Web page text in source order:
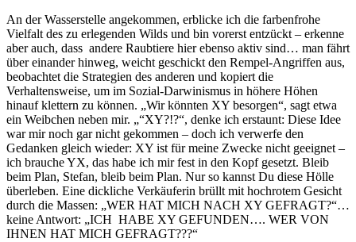
An der Wasserstelle angekommen, erblicke ich die farbenfrohe
Vielfalt des zu erlegenden Wilds und bin vorerst entzückt – erkenne
aber auch, dass andere Raubtiere hier ebenso aktiv sind… man fährt
über einander hinweg, weicht geschickt den Rempel-Angriffen aus,
beobachtet die Strategien des anderen und kopiert die
Verhaltensweise, um im Sozial-Darwinismus in höhere Höhen
hinauf klettern zu können. „Wir könnten XY besorgen“, sagt etwa
ein Weibchen neben mir. „“XY?!?“, denke ich erstaunt: Diese Idee
war mir noch gar nicht gekommen – doch ich verwerfe den
Gedanken gleich wieder: XY ist für meine Zwecke nicht geeignet –
ich brauche YX, das habe ich mir fest in den Kopf gesetzt. Bleib
beim Plan, Stefan, bleib beim Plan. Nur so kannst Du diese Hölle
überleben. Eine dickliche Verkäuferin brüllt mit hochrotem Gesicht
durch die Massen: „WER HAT MICH NACH XY GEFRAGT?“…
keine Antwort: „ICH HABE XY GEFUNDEN…. WER VON
IHNEN HAT MICH GEFRAGT???“